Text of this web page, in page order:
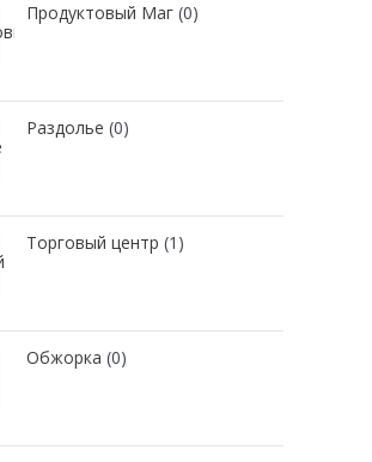
Продуктовый Маг (0)
Раздолье (0)
Торговый центр (1)
Обжорка (0)